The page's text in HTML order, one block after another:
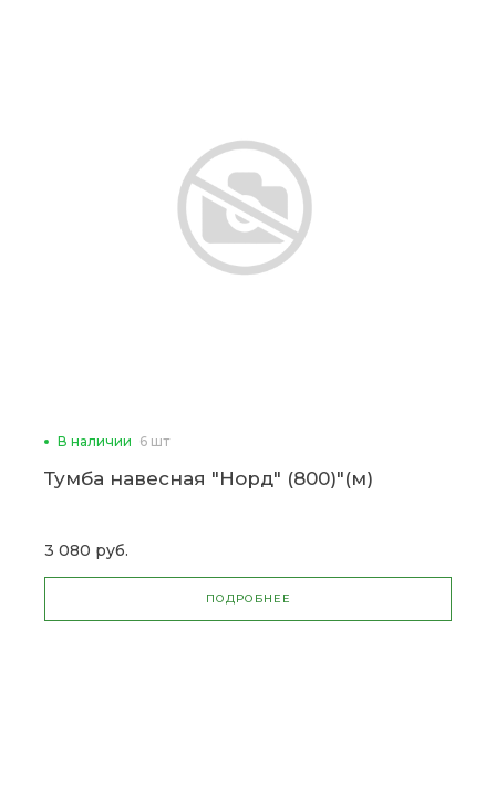
В наличии 6 шт
Тумба навесная "Норд" (800)"(м)
3 080 руб.
ПОДРОБНЕЕ